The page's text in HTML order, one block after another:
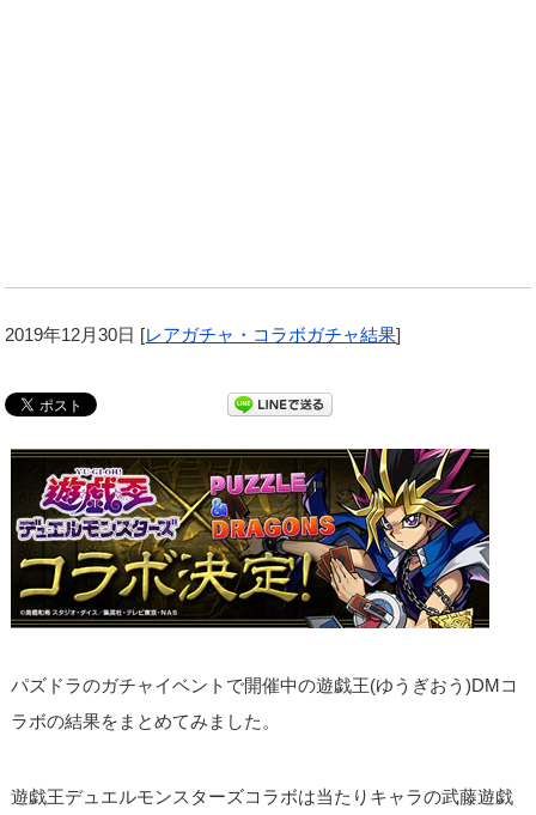
2019年12月30日 [レアガチャ・コラボガチャ結果]
パズドラのガチャイベントで開催中の遊戯王(ゆうぎおう)DMコ
ラボの結果をまとめてみました。
遊戯王デュエルモンスターズコラボは当たりキャラの武藤遊戯